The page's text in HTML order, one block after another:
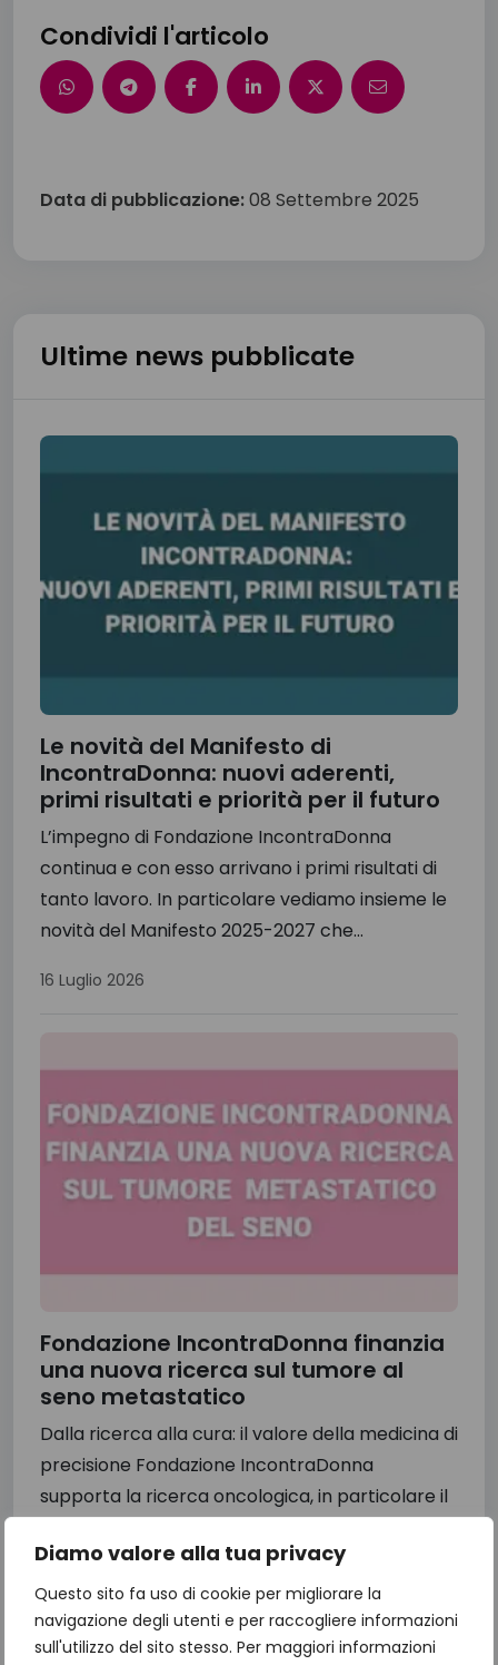
Diamo valore alla tua privacy
Questo sito fa uso di cookie per migliorare la
navigazione degli utenti e per raccogliere informazioni
sull'utilizzo del sito stesso. Per maggiori informazioni
Condividi l'articolo
Data di pubblicazione:08 Settembre 2025
Ultime news pubblicate
Le novità del Manifesto di
IncontraDonna: nuovi aderenti,
primi risultati e priorità per il futuro
L’impegno di Fondazione IncontraDonna
continua e con esso arrivano i primi risultati di
tanto lavoro. In particolare vediamo insieme le
novità del Manifesto 2025-2027 che...
16 Luglio 2026
Fondazione IncontraDonna finanzia
una nuova ricerca sul tumore al
seno metastatico
Dalla ricerca alla cura: il valore della medicina di
precisione Fondazione IncontraDonna
supporta la ricerca oncologica, in particolare il